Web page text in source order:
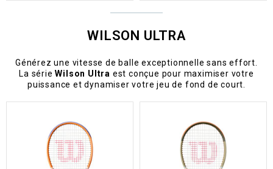
WILSON ULTRA
Générez une vitesse de balle exceptionnelle sans effort.
La sérieWilson Ultra est conçue pour maximiser votre
puissance et dynamiser votre jeu de fond de court.